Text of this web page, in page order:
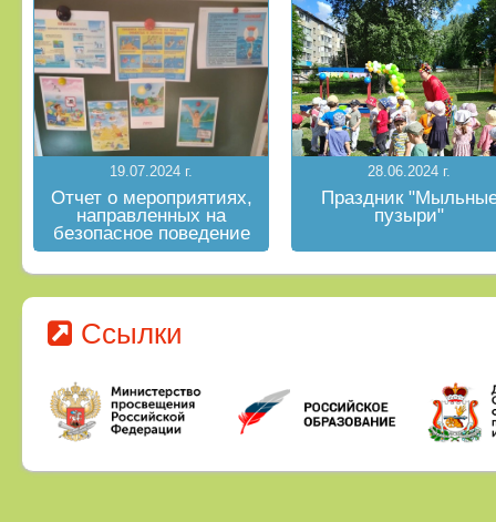
19.07.2024 г.
Отчет о мероприятиях,
направленных на
безопасное поведение
на водных объектах в
летний период
28.06.2024 г.
Праздник
пузыри"
Ссылки